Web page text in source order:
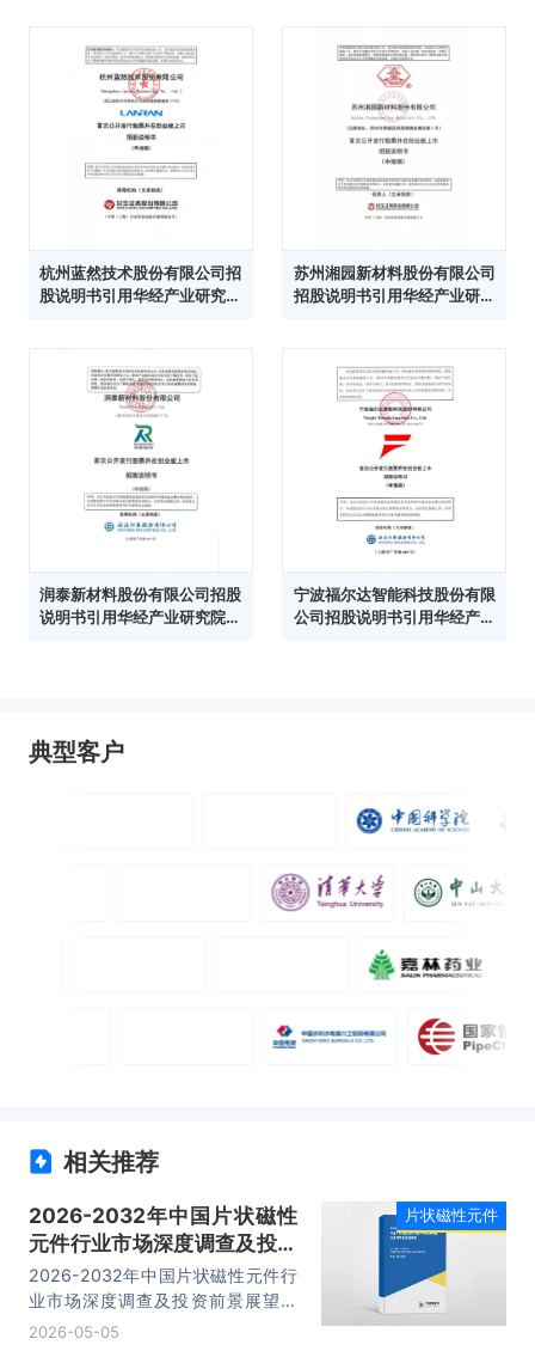
杭州蓝然技术股份有限公司招
股说明书引用华经产业研究院
苏州湘园新材料股份有限公司
招股说明书引用华经产业研究
润泰新材料股份有限公司招股
说明书引用华经产业研究院数
宁波福尔达智能科技股份有限
公司招股说明书引用华经产业
典型客户
相关推荐
2026-2032年中国片状磁性
元件行业市场深度调查及投资
前景展望报告
2026-2032年中国片状磁性元件行
业市场深度调查及投资前景展望报
告，主要包括行业产业链分析、生产
2026-05-05
片状磁性元件